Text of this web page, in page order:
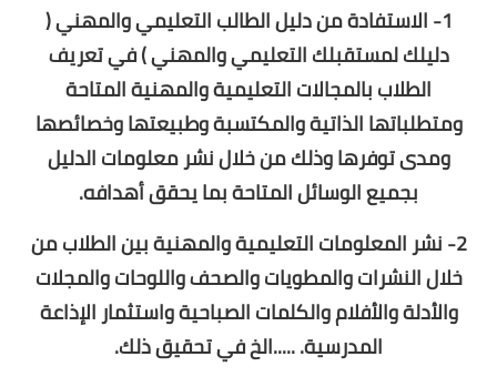
1- الاستفادة من دليل الطالب التعليمي والمهني (
دليلك لمستقبلك التعليمي والمهني ) في تعريف
الطلاب بالمجالات التعليمية والمهنية المتاحة
ومتطلباتها الذاتية والمكتسبة وطبيعتها وخصائصها
ومدى توفرها وذلك من خلال نشر معلومات الدليل
بجميع الوسائل المتاحة بما يحقق أهدافه.
2- نشر المعلومات التعليمية والمهنية بين الطلاب من
خلال النشرات والمطويات والصحف واللوحات والمجلات
والأدلة والأفلام والكلمات الصباحية واستثمار الإذاعة
المدرسية. .....الخ في تحقيق ذلك.